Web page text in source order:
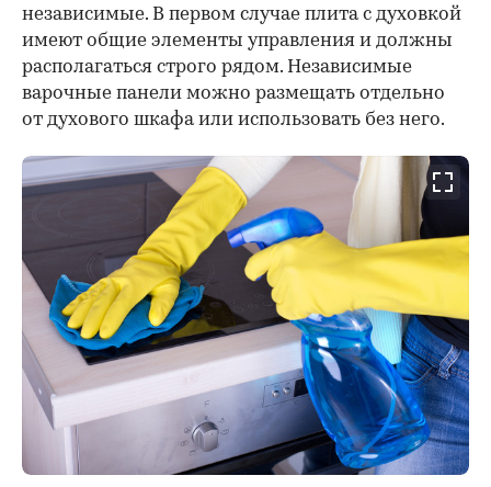
независимые. В первом случае плита с духовкой
имеют общие элементы управления и должны
располагаться строго рядом. Независимые
варочные панели можно размещать отдельно
от духового шкафа или использовать без него.